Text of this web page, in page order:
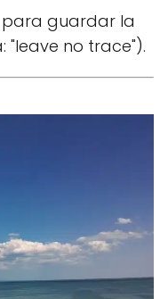
para guardar la
"leave no trace").